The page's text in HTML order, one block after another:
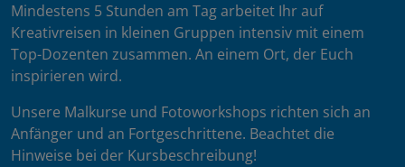
Mindestens 5 Stunden am Tag arbeitet Ihr auf
Kreativreisen in kleinen Gruppen intensiv mit einem
Top-Dozenten zusammen. An einem Ort, der Euch
inspirieren wird.
Unsere Malkurse und Fotoworkshops richten sich an
Anfänger und an Fortgeschrittene. Beachtet die
Hinweise bei der Kursbeschreibung!